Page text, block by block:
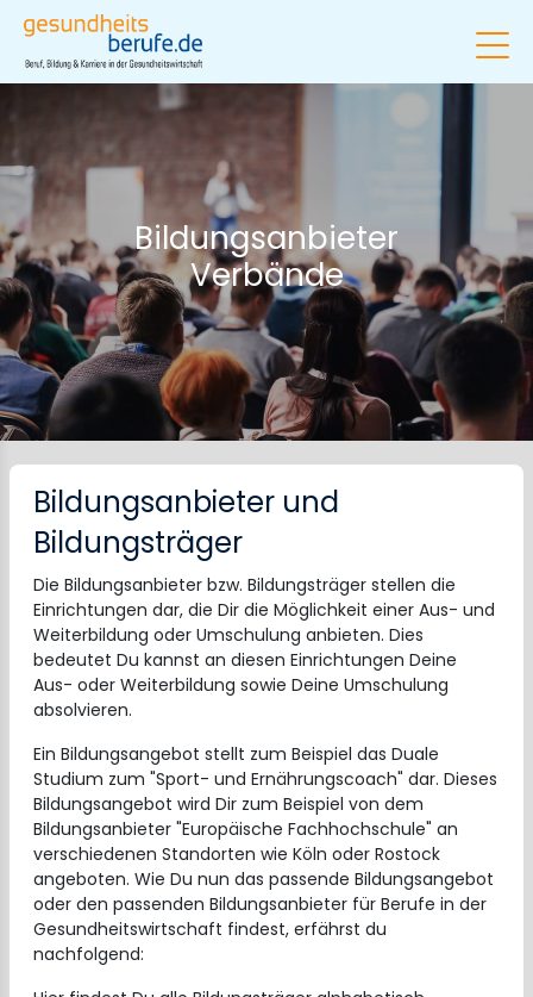
Bildungsanbieter
Verbände
Bildungsanbieter und
Bildungsträger
Die Bildungsanbieter bzw. Bildungsträger stellen die
Einrichtungen dar, die Dir die Möglichkeit einer Aus- und
Weiterbildung oder Umschulung anbieten. Dies
bedeutet Du kannst an diesen Einrichtungen Deine
Aus- oder Weiterbildung sowie Deine Umschulung
absolvieren.
Ein Bildungsangebot stellt zum Beispiel das Duale
Studium zum "Sport- und Ernährungscoach" dar. Dieses
Bildungsangebot wird Dir zum Beispiel von dem
Bildungsanbieter "Europäische Fachhochschule" an
verschiedenen Standorten wie Köln oder Rostock
angeboten. Wie Du nun das passende Bildungsangebot
oder den passenden Bildungsanbieter für Berufe in der
Gesundheitswirtschaft findest, erfährst du
nachfolgend: